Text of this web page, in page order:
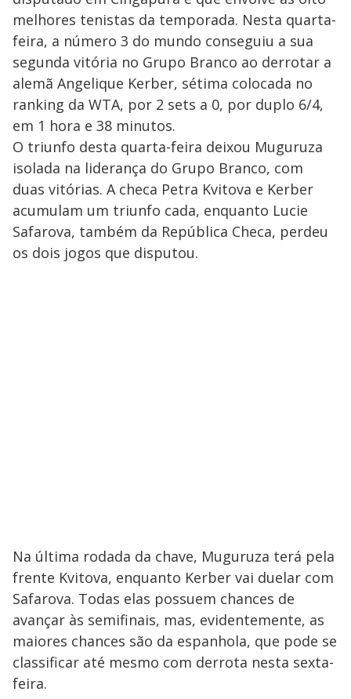
melhores tenistas da temporada. Nesta quarta-
feira, a número 3 do mundo conseguiu a sua
segunda vitória no Grupo Branco ao derrotar a
alemã Angelique Kerber, sétima colocada no
ranking da WTA, por 2 sets a 0, por duplo 6/4,
em 1 hora e 38 minutos.
O triunfo desta quarta-feira deixou Muguruza
isolada na liderança do Grupo Branco, com
duas vitórias. A checa Petra Kvitova e Kerber
acumulam um triunfo cada, enquanto Lucie
Safarova, também da República Checa, perdeu
os dois jogos que disputou.
Na última rodada da chave, Muguruza terá pela
frente Kvitova, enquanto Kerber vai duelar com
Safarova. Todas elas possuem chances de
avançar às semifinais, mas, evidentemente, as
maiores chances são da espanhola, que pode se
classificar até mesmo com derrota nesta sexta-
feira.